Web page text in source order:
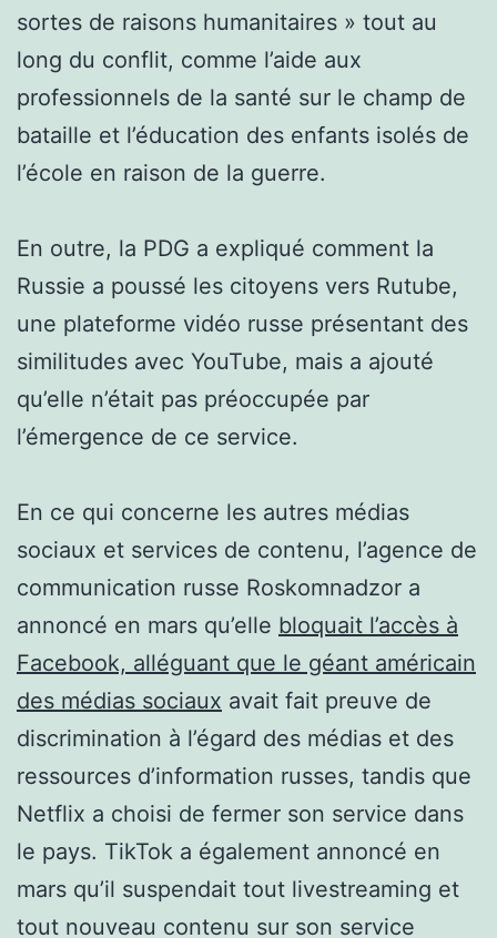
sortes de raisons humanitaires » tout au
long du conflit, comme l’aide aux
professionnels de la santé sur le champ de
bataille et l’éducation des enfants isolés de
l’école en raison de la guerre.
En outre, la PDG a expliqué comment la
Russie a poussé les citoyens vers Rutube,
une plateforme vidéo russe présentant des
similitudes avec YouTube, mais a ajouté
qu’elle n’était pas préoccupée par
l’émergence de ce service.
En ce qui concerne les autres médias
sociaux et services de contenu, l’agence de
communication russe Roskomnadzor a
annoncé en mars qu’elle bloquait l’accès à
Facebook, alléguant que le géant américain
des médias sociaux avait fait preuve de
discrimination à l’égard des médias et des
ressources d’information russes, tandis que
Netflix a choisi de fermer son service dans
le pays. TikTok a également annoncé en
mars qu’il suspendait tout livestreaming et
tout nouveau contenu sur son service